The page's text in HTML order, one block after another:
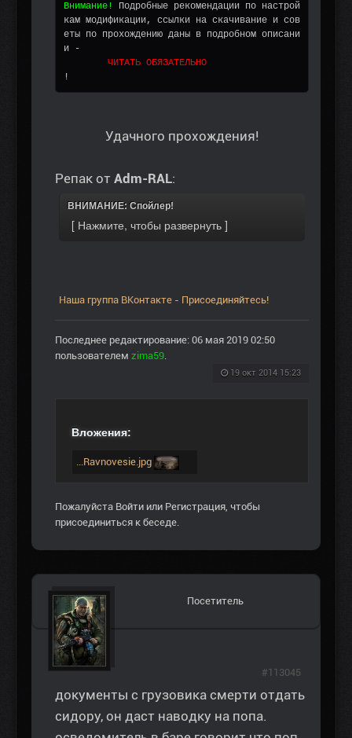
Внимание!
Подробные рекомендации по настрой
кам модификации, ссылки на скачивание и сов
еты по прохождению даны в подробном описани
и -
ЧИТАТЬ ОБЯЗАТЕЛЬНО
!
Удачного прохождения!
Репак от Adm-RAL:
ВНИМАНИЕ: Спойлер!
Наша группа ВКонтакте - Присоединяйтесь!
Последнее редактирование: 06 мая 2019 02:50
пользователем zima59.
19 окт 2014 15:23
Вложения:
...Ravnovesie.jpg
Пожалуйста Войти или Регистрация, чтобы
присоединиться к беседе.
Посетитель
документы с грузовика смерти отдать
сидору, он даст наводку на попа.
#113045